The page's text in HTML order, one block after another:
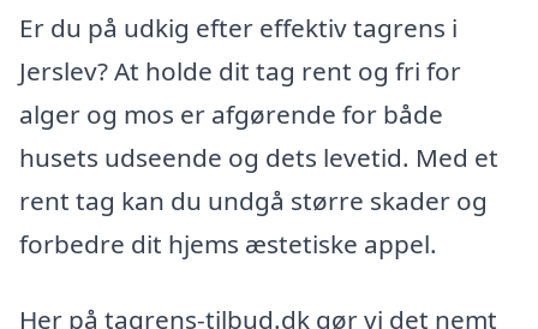
Er du på udkig efter effektiv tagrens i
Jerslev? At holde dit tag rent og fri for
alger og mos er afgørende for både
husets udseende og dets levetid. Med et
rent tag kan du undgå større skader og
forbedre dit hjems æstetiske appel.
Her på tagrens-tilbud.dk gør vi det nemt